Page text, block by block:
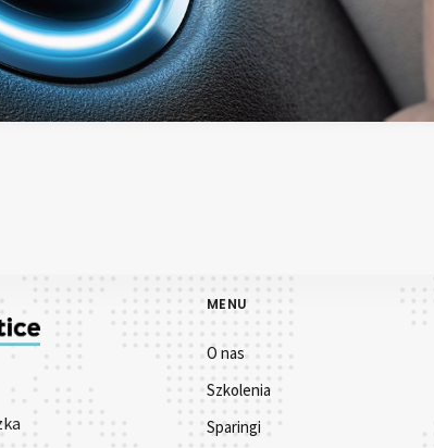
MENU
O nas
Szkolenia
Sparingi